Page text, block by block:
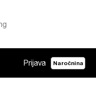
Prijava Naročnina